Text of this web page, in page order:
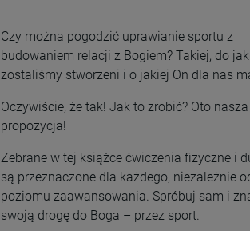
Czy można pogodzić uprawianie sportu z
budowaniem relacji z Bogiem? Takiej, do
zostaliśmy stworzeni i o jakiej On dla nas
Oczywiście, że tak! Jak to zrobić? Oto nasza
propozycja!
Zebrane w tej książce ćwiczenia fizyczne i
są przeznaczone dla każdego, niezależnie
poziomu zaawansowania. Spróbuj sam i
swoją drogę do Boga – przez sport.